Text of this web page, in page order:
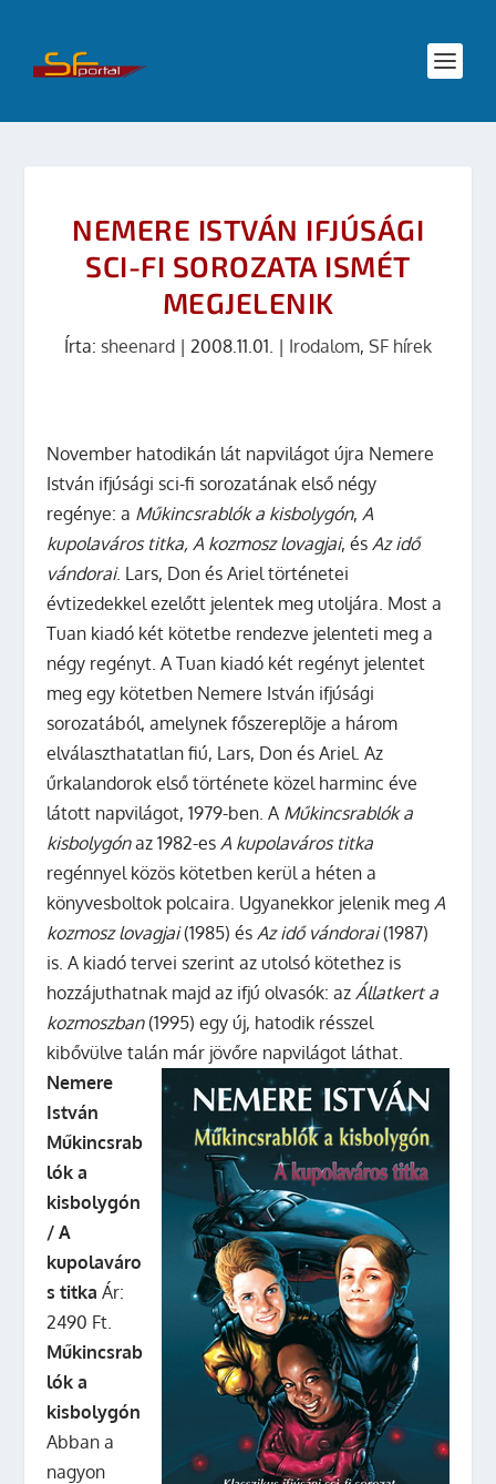
NEMERE ISTVÁN IFJÚSÁGI
SCI-FI SOROZATA ISMÉT
MEGJELENIK
Írta: sheenard | 2008.11.01. | Irodalom, SF hírek
November hatodikán lát napvilágot újra Nemere
István ifjúsági sci-fi sorozatának első négy
regénye: a Műkincsrablók a kisbolygón,A
kupolaváros titka, A kozmosz lovagjai, ésAz idő
vándorai. Lars, Don és Ariel történetei
évtizedekkel ezelőtt jelentek meg utoljára. Most a
Tuan kiadó két kötetbe rendezve jelenteti meg a
négy regényt.A Tuan kiadó két regényt jelentet
meg egy kötetben Nemere István ifjúsági
sorozatából, amelynek főszereplõje a három
elválaszthatatlan fiú, Lars, Don és Ariel. Az
űrkalandorok első története közel harminc éve
látott napvilágot, 1979-ben. A Műkincsrablók a
kisbolygónaz 1982-esA kupolaváros titka
regénnyel közös kötetben kerül a héten a
könyvesboltok polcaira. Ugyanekkor jelenik megA
kozmosz lovagjai(1985) ésAz idő vándorai(1987)
is. A kiadó tervei szerint az utolsó kötethez is
hozzájuthatnak majd az ifjú olvasók: azÁllatkert a
kozmoszban(1995) egy új, hatodik résszel
kibővülve talán már jövőre napvilágot láthat.
Nemere
István
Műkincsrab
lók a
kisbolygón
/ A
kupolaváro
s titkaÁr:
2490 Ft.
Műkincsrab
lók a
kisbolygón
Abban a
nagyon